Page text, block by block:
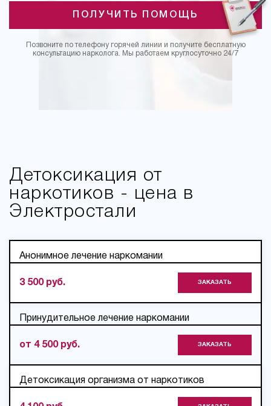
ПОЛУЧИТЬ ПОМОЩЬ
Позвоните по телефону горячей линии и получите бесплатную
консультацию нарколога. Мы работаем круглосуточно 24/7
Детоксикация от
наркотиков - цена в
Электростали
Анонимное лечение наркомании
3 500 руб. ЗАКАЗАТЬ
Принудительное лечение наркомании
от 4 500 руб. ЗАКАЗАТЬ
Детоксикация организма от наркотиков